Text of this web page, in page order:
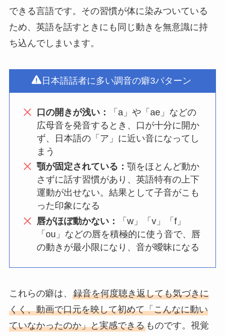
できる言語です。その習慣が体に染みついている
ため、英語を話すときにも同じ動きを無意識に持
ち込んでしまいます。
日本語話者に多い調音の癖3パターン
口の開きが浅い：
「a」や「ae」などの
広母音を発音するとき、口が十分に開か
ず、日本語の「ア」に近い音になってし
まう
顎が固定されている： 顎をほとんど動か
さずに話す習慣があり、英語特有の上下
運動が出せない。結果として子音がこも
った印象になる
唇がほぼ動かない：
「w」「v」「f」
「ou」などの唇を積極的に使う音で、唇
の動きが最小限になり、音が曖昧になる
これらの癖は、 録音を何度聴き返しても気づきに
くく、動画で口元を映して初めて「こんなに動い
ていなかったのか」と実感できるものです。視覚